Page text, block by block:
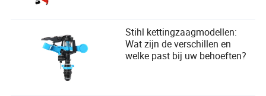
Stihl kettingzaagmodellen:
Wat zijn de verschillen en
welke past bij uw behoeften?